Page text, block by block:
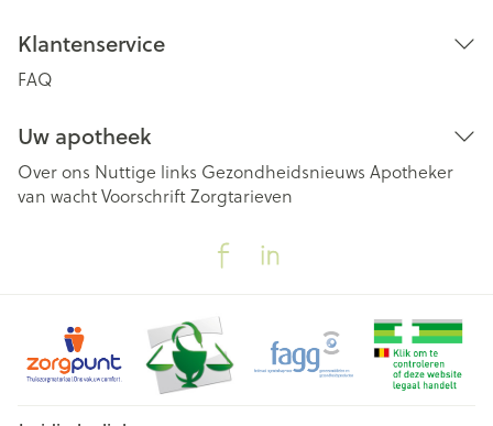
Klantenservice
FAQ
Uw apotheek
Over ons Nuttige links Gezondheidsnieuws Apotheker
van wachtVoorschriftZorgtarieven